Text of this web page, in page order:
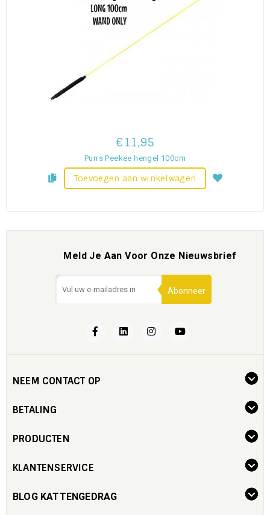
€11,95
Purrs Peekee hengel 100cm
Toevoegen aan winkelwagen
Meld Je Aan Voor Onze Nieuwsbrief
Abonneer
NEEM CONTACT OP
BETALING
PRODUCTEN
KLANTENSERVICE
BLOG KATTENGEDRAG